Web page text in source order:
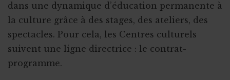
dans une dynamique d’éducation permanente à
la culture grâce à des stages, des ateliers, des
spectacles. Pour cela, les Centres culturels
suivent une ligne directrice : le contrat-
programme.